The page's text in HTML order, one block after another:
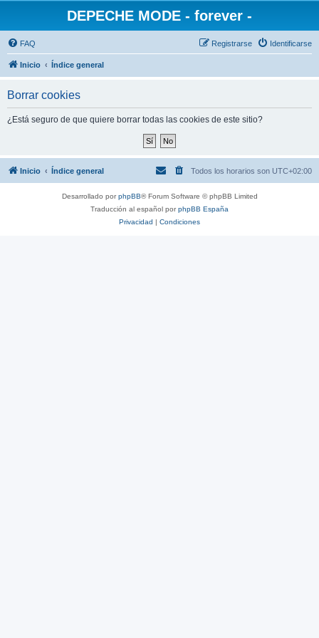
DEPECHE MODE - forever -
FAQ Identificarse
Registrarse
Inicio Índice general
Borrar cookies
¿Está seguro de que quiere borrar todas las cookies de este sitio?
Inicio Índice general Todos los horarios son UTC+02:00
Desarrollado porphpBB® Forum Software © phpBB Limited
Traducción al español porphpBB España
Privacidad | Condiciones